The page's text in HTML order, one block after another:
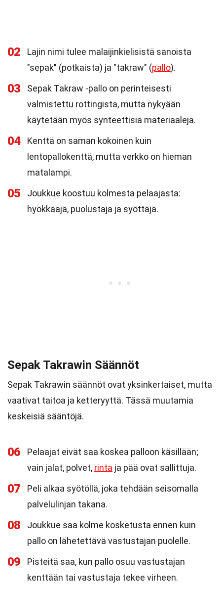
02
Lajin nimi tulee malaijinkielisistä sanoista
"sepak" (potkaista) ja "takraw" (pallo).
03
Sepak Takraw -pallo on perinteisesti
valmistettu rottingista, mutta nykyään
käytetään myös synteettisiä materiaaleja.
04
Kenttä on saman kokoinen kuin
lentopallokenttä, mutta verkko on hieman
matalampi.
05
Joukkue koostuu kolmesta pelaajasta:
hyökkääjä, puolustaja ja syöttäjä.
Sepak Takrawin Säännöt
Sepak Takrawin säännöt ovat yksinkertaiset, mutta
vaativat taitoa ja ketteryyttä. Tässä muutamia
keskeisiä sääntöjä.
06
Pelaajat eivät saa koskea palloon käsillään;
vain jalat, polvet, rinta ja pää ovat sallittuja.
07
Peli alkaa syötöllä, joka tehdään seisomalla
palvelulinjan takana.
08
Joukkue saa kolme kosketusta ennen kuin
pallo on lähetettävä vastustajan puolelle.
09
Pisteitä saa, kun pallo osuu vastustajan
kenttään tai vastustaja tekee virheen.